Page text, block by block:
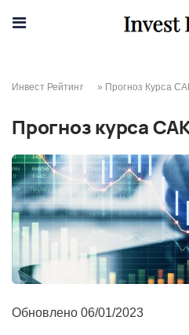
Инвест Рейтинг » Прогноз Курса
Прогноз курса
Обновлено 06/01/2023